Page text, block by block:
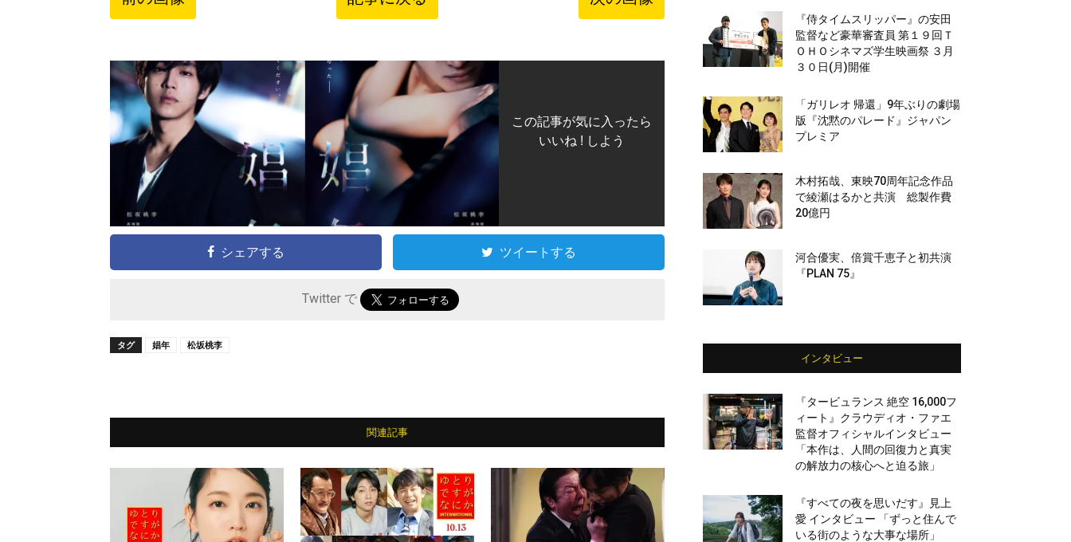
この記事が気に入ったら
いいね ! しよう
シェアする ツイートする
Twitter で
タグ 娼年 松坂桃李
関連記事
『侍タイムスリッパー』の安田
監督など豪華審査員 第１９回Ｔ
ＯＨＯシネマズ学生映画祭 ３月
３０日(月)開催
「ガリレオ 帰還」9年ぶりの劇場
版『沈黙のパレード』ジャパン
プレミア
木村拓哉、東映70周年記念作品
で綾瀬はるかと共演 総製作費
20億円
河合優実、倍賞千恵子と初共演
『PLAN 75』
インタビュー
『タービュランス 絶空 16,000フ
ィート』クラウディオ・ファエ
監督オフィシャルインタビュー
「本作は、人間の回復力と真実
の解放力の核心へと迫る旅」
『すべての夜を思いだす』見上
愛 インタビュー 「ずっと住んで
いる街のような大事な場所」